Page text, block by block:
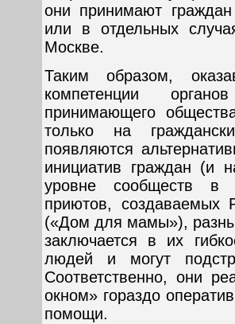
они принимают
или в отдельных
Москве.
Таким образом,
компетенции
принимающего
только на
появляются
инициатив граждан (и
уровне сообществ в
приютов, создаваемых
(«Дом для мамы»),
заключается в их
людей и могут
Соответственно, они
окном» гораздо
помощи.